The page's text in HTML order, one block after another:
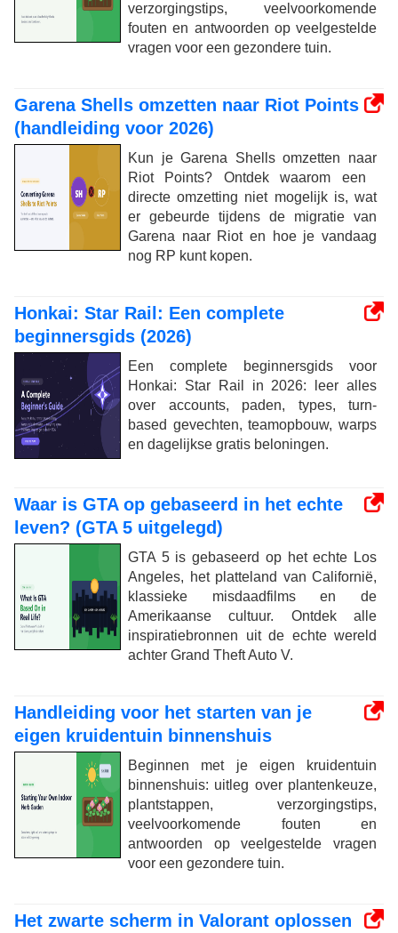
verzorgingstips, veelvoorkomende
fouten en antwoorden op veelgestelde
vragen voor een gezondere tuin.
Garena Shells omzetten naar Riot Points
(handleiding voor 2026)
Kun je Garena Shells omzetten naar
Riot Points? Ontdek waarom een ​​
directe omzetting niet mogelijk is, wat
er gebeurde tijdens de migratie van
Garena naar Riot en hoe je vandaag
nog RP kunt kopen.
Honkai: Star Rail: Een complete
beginnersgids (2026)
Een complete beginnersgids voor
Honkai: Star Rail in 2026: leer alles
over accounts, paden, types, turn-
based gevechten, teamopbouw, warps
en dagelijkse gratis beloningen.
Waar is GTA op gebaseerd in het echte
leven? (GTA 5 uitgelegd)
GTA 5 is gebaseerd op het echte Los
Angeles, het platteland van Californië,
klassieke misdaadfilms en de
Amerikaanse cultuur. Ontdek alle
inspiratiebronnen uit de echte wereld
achter Grand Theft Auto V.
Handleiding voor het starten van je
eigen kruidentuin binnenshuis
Beginnen met je eigen kruidentuin
binnenshuis: uitleg over plantenkeuze,
plantstappen, verzorgingstips,
veelvoorkomende fouten en
antwoorden op veelgestelde vragen
voor een gezondere tuin.
Het zwarte scherm in Valorant oplossen